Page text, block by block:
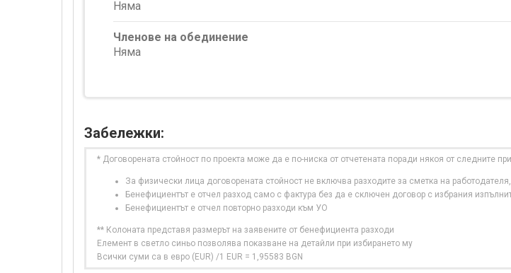
Няма
Членове на обединение
Няма
Забележки:
* Договорената стойност по проекта може да е по-ниска от отчетената поради някоя от следните
За физически лица договорената стойност не включва разходите за сметка на
Бенефициентът е отчел разход само с фактура без да е сключен договор с избрания
Бенефициентът е отчел повторно разходи към УО
** Колоната представя размерът на заявените от бенефициента разходи
Елемент в светло синьо позволява показване на детайли при избирането му
Всички суми са в евро (EUR) /1 EUR = 1,95583 BGN